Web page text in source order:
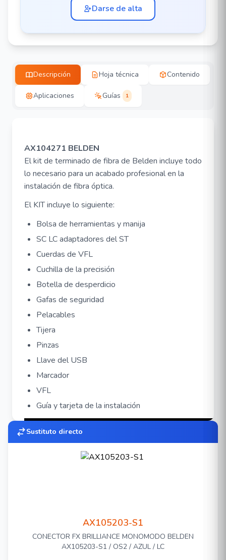
Darse de alta
Descripción Hoja técnica Contenido
Aplicaciones Guías 1
AX104271 BELDEN
El kit de terminado de fibra de Belden incluye todo
lo necesario para un acabado profesional en la
instalación de fibra óptica.
El KIT incluye lo siguiente:
Bolsa de herramientas y manija
SC LC adaptadores del ST
Cuerdas de VFL
Cuchilla de la precisión
Botella de desperdicio
Gafas de seguridad
Pelacables
Tijera
Pinzas
Llave del USB
Marcador
VFL
Guía y tarjeta de la instalación
Sustituto directo
AX105203-S1
CONECTOR FX BRILLIANCE MONOMODO BELDEN
AX105203-S1 / OS2 / AZUL / LC